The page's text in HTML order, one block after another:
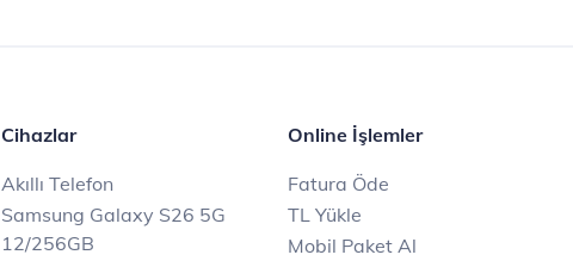
Cihazlar
Akıllı Telefon
Samsung Galaxy S26 5G
12/256GB
Online İşlemler
Fatura Öde
TL Yükle
Mobil Paket Al